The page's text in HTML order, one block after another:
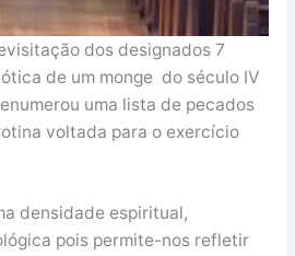
dos designados 7
de um monge do século IV
uma lista de pecados
voltada para o exercício
densidade espiritual,
pois permite-nos refletir